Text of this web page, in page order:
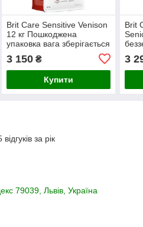
Brit Care Sensitive Venison
12 кг Пошкоджена
упаковка вага зберігається
3 150₴
Купити
Brit
3
за рік
79039, Львів, Україна